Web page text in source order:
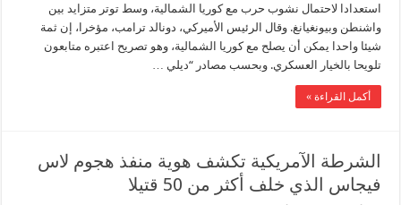
استعدادا لاحتمال نشوب حرب مع كوريا الشمالية، وسط توتر متزايد بين
واشنطن وبيونغيانغ. وقال الرئيس الأميركي، دونالد ترامب، مؤخرا، إن ثمة
شيئا واحدا يمكن أن يصلح مع كوريا الشمالية، وهو تصريح اعتبره متابعون
تلويحا بالخيار العسكري. وبحسب مصادر “ديلي …
أكمل القراءة »
الشرطة الآمريكية تكشف هوية منفذ هجوم لاس
فيجاس الذي خلف أكثر من 50 قتيلا